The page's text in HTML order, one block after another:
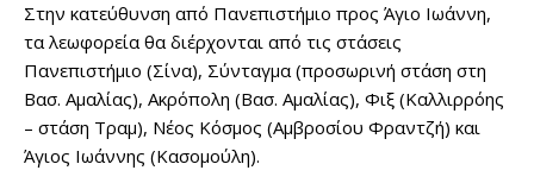
Στην κατεύθυνση από Πανεπιστήμιο προς Άγιο Ιωάννη,
τα λεωφορεία θα διέρχονται από τις στάσεις
Πανεπιστήμιο (Σίνα), Σύνταγμα (προσωρινή στάση στη
Βασ. Αμαλίας), Ακρόπολη (Βασ. Αμαλίας), Φιξ (Καλλιρρόης
– στάση Τραμ), Νέος Κόσμος (Αμβροσίου Φραντζή) και
Άγιος Ιωάννης (Κασομούλη).